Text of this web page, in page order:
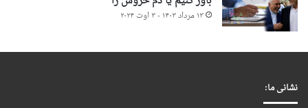
۱۳ مرداد ۱۴۰۳ - ۳ اوت ۲۰۲۴
نشانی ما: